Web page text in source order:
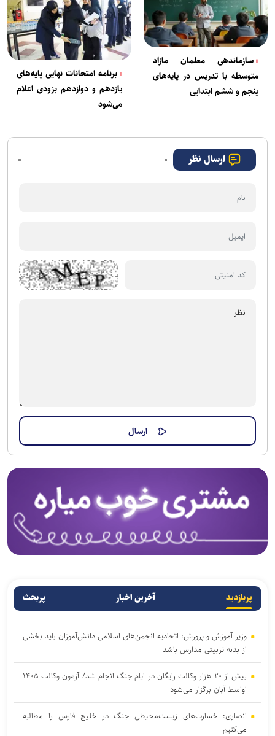
سازماندهی معلمان مازاد
متوسطه با تدریس در پایه‌های
پنجم و ششم ابتدایی
برنامه امتحانات نهایی پایه‌های
یازدهم و دوازدهم بزودی اعلام
می‌شود
ارسال نظر
پربازدید آخرین اخبار پربحث
وزیر آموزش و پرورش: اتحادیه انجمن‌های اسلامی دانش‌آموزان باید بخشی
از بدنه تربیتی مدارس باشد
بیش از ۲۰ هزار وکالت رایگان در ایام جنگ انجام شد/ آزمون وکالت ۱۴۰۵
اواسط آبان برگزار می‌شود
انصاری: خسارت‌های زیست‌محیطی جنگ در خلیج فارس را مطالبه‌
می‌کنیم